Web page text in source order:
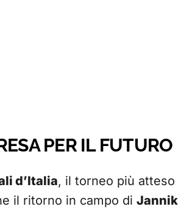
PER IL FUTURO
d’Italia, il torneo più atteso
il ritorno in campo di Jannik